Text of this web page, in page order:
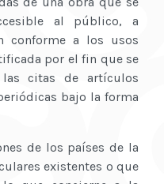
al público, a
conforme a los usos
por el fin que se
las citas de artículos
bajo la forma
de los países de la
existentes o que